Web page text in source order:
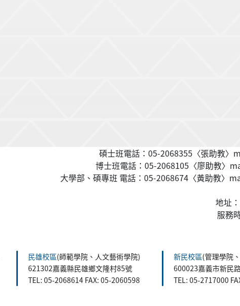
碩士班電話：05-2068355〈張助教
博士班電話：05-2068105〈廖助教〉
大學部、碩專班 電話：05-2068674〈黃助教〉
地址
服務
民雄校區(師範學院、人文藝術學院)
621302嘉義縣民雄鄉文隆村85號
TEL: 05-2068614 FAX: 05-2060598
新民校區(管理學院
600023嘉義市新民
TEL: 05-2717000